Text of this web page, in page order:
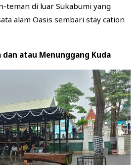
teman di luar Sukabumi yang
alam Oasis sembari stay cation
dan atau Menunggang Kuda